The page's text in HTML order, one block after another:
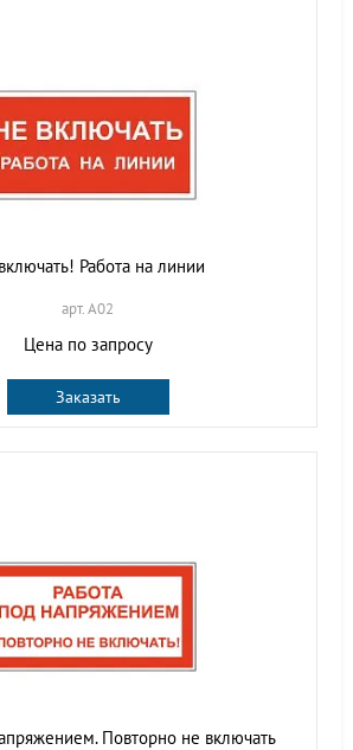
Работа на линии
арт. A02
Цена по запросу
Заказать
Повторно не включать